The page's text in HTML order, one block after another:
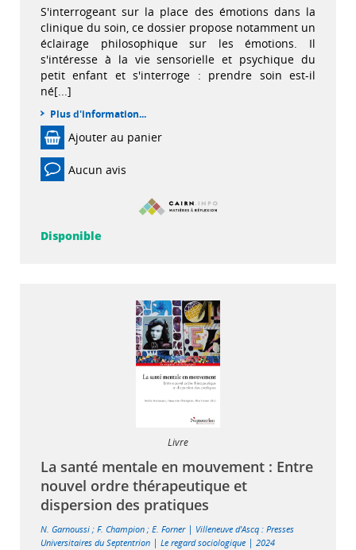
S'interrogeant sur la place des émotions dans la
clinique du soin, ce dossier propose notamment un
éclairage philosophique sur les émotions. Il
s'intéresse à la vie sensorielle et psychique du
petit enfant et s'interroge : prendre soin est-il
né[...]
Plus d'information...
Ajouter au panier
Aucun avis
Disponible
Livre
La santé mentale en mouvement : Entre
nouvel ordre thérapeutique et
dispersion des pratiques
N. Garnoussi ; F. Champion ; E. Forner | Villeneuve d'Ascq : Presses
Universitaires du Septentrion | Le regard sociologique | 2024